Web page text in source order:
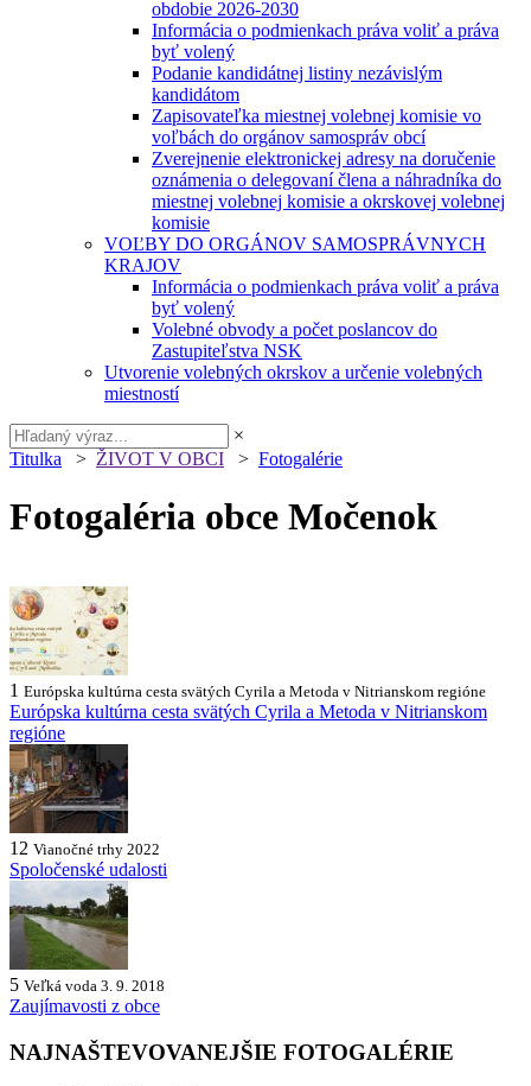
obdobie 2026-2030
Informácia o podmienkach práva voliť a práva
byť volený
Podanie kandidátnej listiny nezávislým
kandidátom
Zapisovateľka miestnej volebnej komisie vo
voľbách do orgánov samospráv obcí
Zverejnenie elektronickej adresy na doručenie
oznámenia o delegovaní člena a náhradníka do
miestnej volebnej komisie a okrskovej volebnej
komisie
VOĽBY DO ORGÁNOV SAMOSPRÁVNYCH
KRAJOV
Informácia o podmienkach práva voliť a práva
byť volený
Volebné obvody a počet poslancov do
Zastupiteľstva NSK
Utvorenie volebných okrskov a určenie volebných
miestností
×
Titulka > ŽIVOT V OBCI > Fotogalérie
Fotogaléria obce Močenok
1 Európska kultúrna cesta svätých Cyrila a Metoda v Nitrianskom regióne
Európska kultúrna cesta svätých Cyrila a Metoda v Nitrianskom
regióne
12 Vianočné trhy 2022
Spoločenské udalosti
5 Veľká voda 3. 9. 2018
Zaujímavosti z obce
NAJNAŠTEVOVANEJŠIE FOTOGALÉRIE